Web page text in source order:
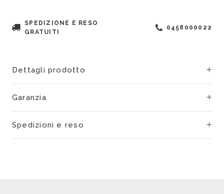
SPEDIZIONE E RESO
GRATUITI
0458000022
Dettagli prodotto
Garanzia
Spedizioni e reso